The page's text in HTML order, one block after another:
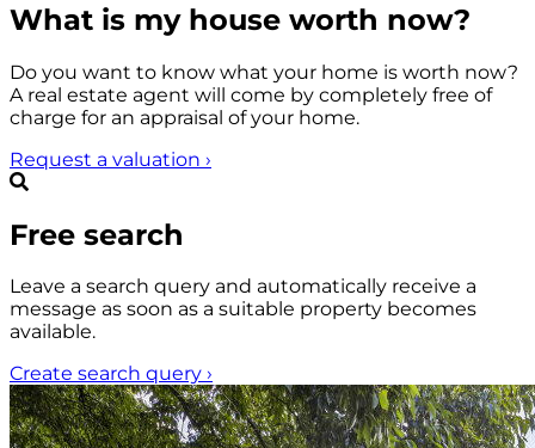
What is my house worth now?
Do you want to know what your home is worth now?
A real estate agent will come by completely free of
charge for an appraisal of your home.
Request a valuation ›
Free search
Leave a search query and automatically receive a
message as soon as a suitable property becomes
available.
Create search query ›